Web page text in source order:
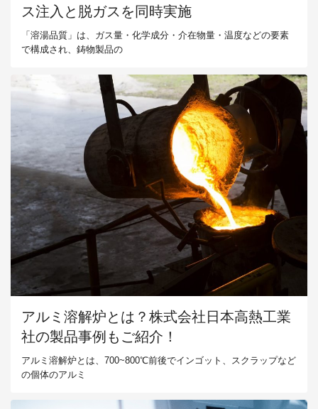
ス注入と脱ガスを同時実施
「溶湯品質」は、ガス量・化学成分・介在物量・温度などの要素
で構成され、鋳物製品の
アルミ溶解炉とは？株式会社日本高熱工業
社の製品事例もご紹介！
アルミ溶解炉とは、700~800℃前後でインゴット、スクラップなど
の個体のアルミ